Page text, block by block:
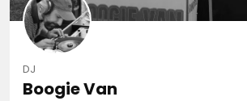
DJ
Boogie Van